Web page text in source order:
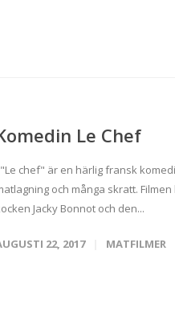
Le Chef
chef" är en härlig fransk
och många skratt.
Jacky Bonnot och den...
22, 2017 MATFILMER